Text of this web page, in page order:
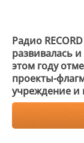
Радио
развивалась
этом году
проекты-
учреждение и